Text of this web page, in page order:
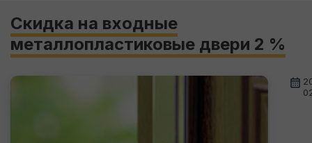
Скидка на входные
металлопластиковые двери 2 %